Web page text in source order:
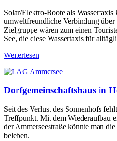
Solar/Elektro-Boote als Wassertaxis
umweltfreundliche Verbindung über
Zielgruppe wären zum einen
See, die diese Wassertaxis für
Weiterlesen
Dorfgemeinschaftshaus in
Seit des Verlust des Sonnenhofs
Treffpunkt. Mit dem Wiederaufbau
der Ammerseestraße könnte man
beleben.